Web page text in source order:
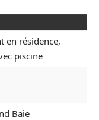
en résidence,
piscine
Baie